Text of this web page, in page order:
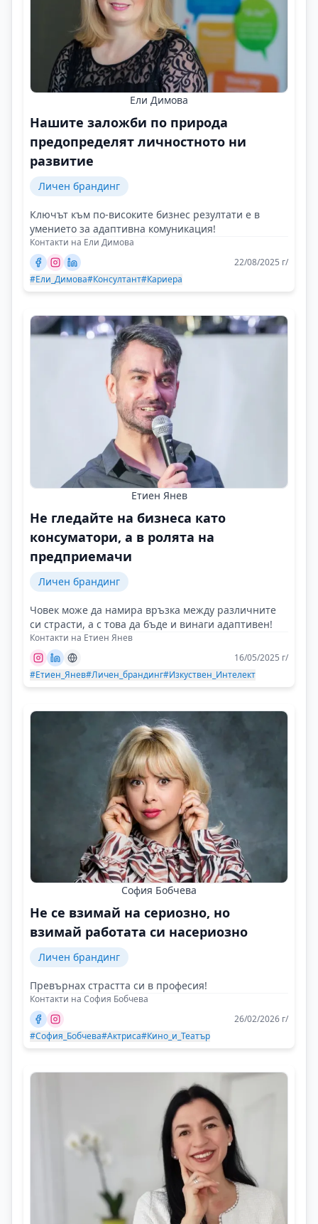
Ели Димова
Нашите заложби по природа
предопределят личностното ни
развитие
Личен брандинг
Ключът към по-високите бизнес резултати е в
умението за адаптивна комуникация!
Контакти на Ели Димова
22/08/2025 г/
#Ели_Димова#Консултант#Кариера
Етиен Янев
Не гледайте на бизнеса като
консуматори, а в ролята на
предприемачи
Личен брандинг
Човек може да намира връзка между различните
си страсти, а с това да бъде и винаги адаптивен!
Контакти на Етиен Янев
16/05/2025 г/
#Етиен_Янев#Личен_брандинг#Изкуствен_Интелект
София Бобчева
Не се взимай на сериозно, но
взимай работата си насериозно
Личен брандинг
Превърнах страстта си в професия!
Контакти на София Бобчева
26/02/2026 г/
#София_Бобчева#Актриса#Кино_и_Театър